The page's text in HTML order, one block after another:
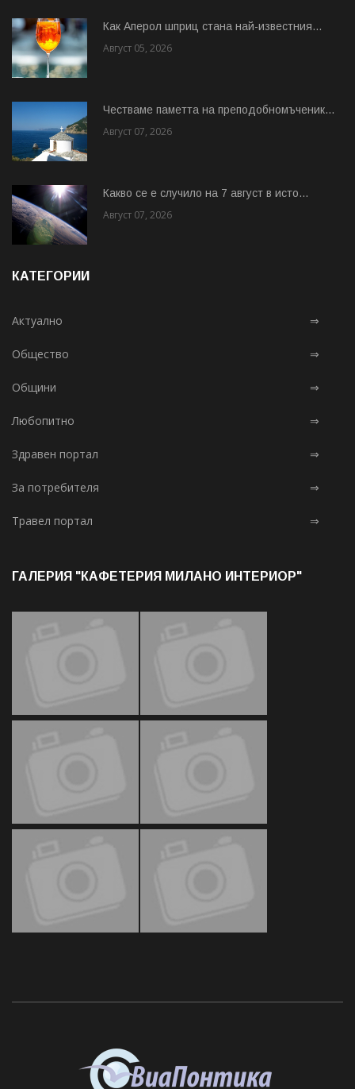
Как Аперол шприц стана най-известния...
Август 05, 2026
Честваме паметта на преподобномъченик...
Август 07, 2026
Какво се е случило на 7 август в исто...
Август 07, 2026
КАТЕГОРИИ
Актуално ⇒
Общество ⇒
Общини ⇒
Любопитно ⇒
Здравен портал ⇒
За потребителя ⇒
Травел портал ⇒
ГАЛЕРИЯ "КАФЕТЕРИЯ МИЛАНО ИНТЕРИОР"